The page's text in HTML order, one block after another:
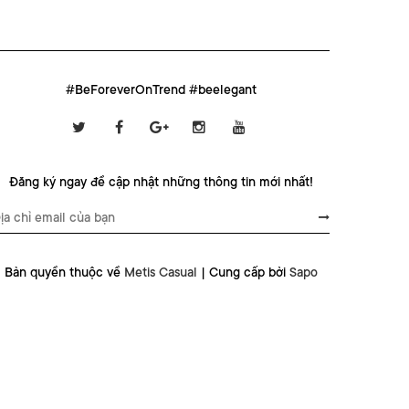
#BeForeverOnTrend #beelegant
Đăng ký ngay để cập nhật những thông tin mới nhất!
Bản quyền thuộc về Metis Casual | Cung cấp bởi Sapo